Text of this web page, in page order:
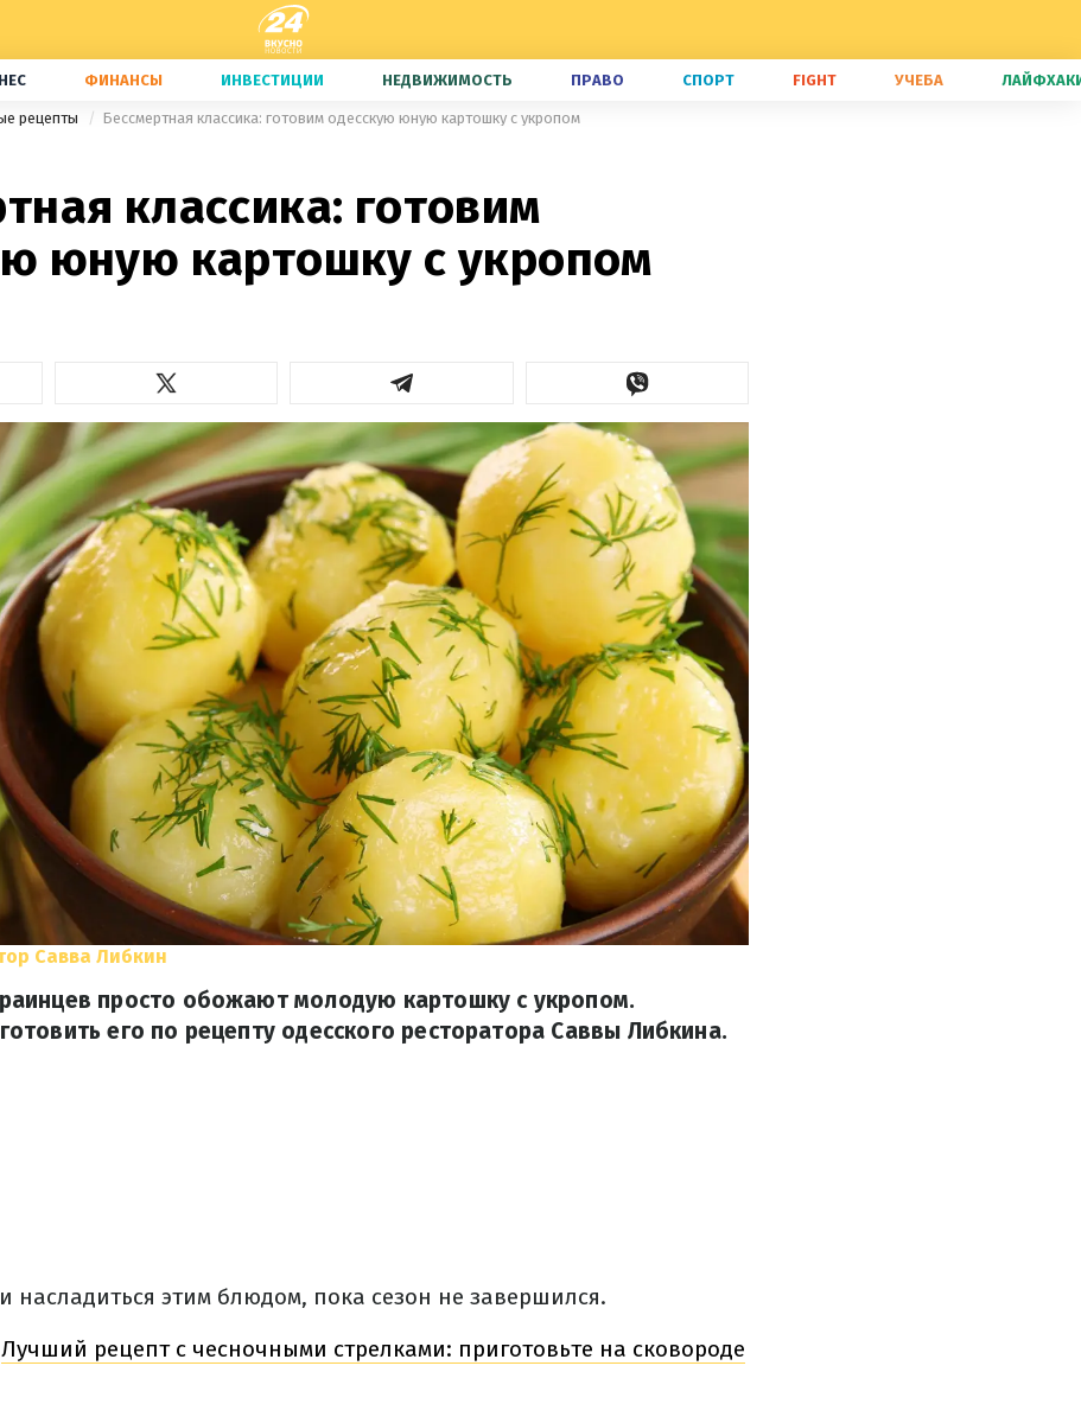
ФИНАНСЫ ИНВЕСТИЦИИ НЕДВИЖИМОСТЬ ПРАВО СПОРТ FIGHT УЧЕБА
рецепты Бессмертная классика: готовим одесскую юную картошку с укропом
классика: готовим
юную картошку с укропом
Савва Либкин
просто обожают молодую картошку с укропом.
его по рецепту одесского ресторатора Саввы Либкина.
насладиться этим блюдом, пока сезон не завершился.
Лучший рецепт с чесночными стрелками: приготовьте на сковороде